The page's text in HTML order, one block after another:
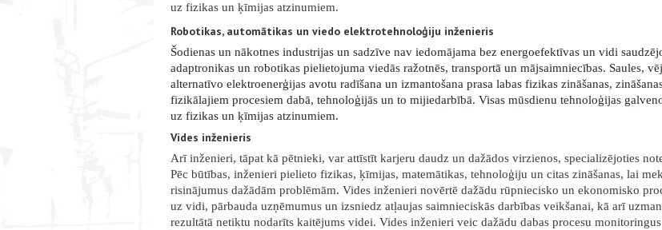
uz fizikas un ķīmijas atzinumiem.
Robotikas, automātikas un viedo elektrotehnoloģiju inženieris
Šodienas un nākotnes industrijas un sadzīve nav iedomājama bez energoefektīvas un vidi
adaptronikas un robotikas pielietojuma viedās ražotnēs, transportā un mājsaimniecības. Saules,
alternatīvo elektroenerģijas avotu radīšana un izmantošana prasa labas fizikas zināšanas,
fizikālajiem procesiem dabā, tehnoloģijās un to mijiedarbībā. Visas mūsdienu tehnoloģijas
uz fizikas un ķīmijas atzinumiem.
Vides inženieris
Arī inženieri, tāpat kā pētnieki, var attīstīt karjeru daudz un dažādos virzienos, specializējoties
Pēc būtības, inženieri pielieto fizikas, ķīmijas, matemātikas, tehnoloģiju un citas zināšanas, lai
risinājumus dažādām problēmām. Vides inženieri novērtē dažādu rūpniecisko un ekonomisko
uz vidi, pārbauda uzņēmumus un izsniedz atļaujas saimnieciskās darbības veikšanai, kā arī
rezultātā netiktu nodarīts kaitējums videi. Vides inženieri veic dažādu dabas procesu